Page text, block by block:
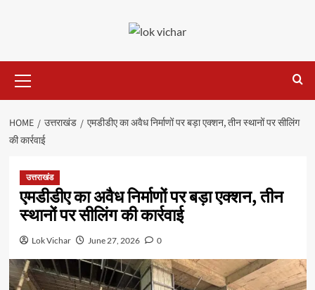
Menu
HOME उत्तराखंड
एमडीडीए का अवैध निर्माणों पर बड़ा एक्शन, तीन स्थानों पर सीलिंग
की कार्रवाई
उत्तराखंड
एमडीडीए का अवैध निर्माणों पर बड़ा एक्शन, तीन
स्थानों पर सीलिंग की कार्रवाई
Lok Vichar June 27, 2026 0